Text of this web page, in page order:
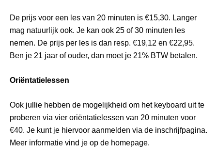
De prijs voor een les van 20 minuten is €15,30. Langer
mag natuurlijk ook. Je kan ook 25 of 30 minuten les
nemen. De prijs per les is dan resp. €19,12 en €22,95.
Ben je 21 jaar of ouder, dan moet je 21% BTW betalen.
Oriëntatielessen
Ook jullie hebben de mogelijkheid om het keyboard uit te
proberen via vier oriëntatielessen van 20 minuten voor
€40. Je kunt je hiervoor aanmelden via de inschrijfpagina.
Meer informatie vind je op de homepage.